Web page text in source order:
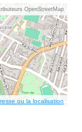
OpenStreetMap
ou la localisation